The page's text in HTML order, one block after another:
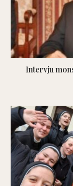
Intervju